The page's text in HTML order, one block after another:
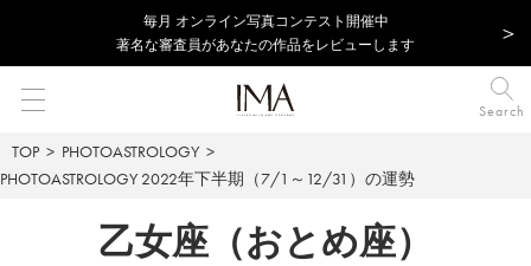
毎⽉ オンライン写真コンテスト開催中
著名な審査員があなたの作品をレビューします
Search
TOP
PHOTOASTROLOGY
PHOTOASTROLOGY 2022年下半期（7/1～12/31）の運勢
乙女座（おとめ座）